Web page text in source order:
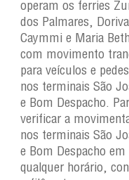
operam os ferries
dos Palmares,
Caymmi e Maria
com movimento
para veículos e
nos terminais São
e Bom Despacho.
verificar a
nos terminais São
e Bom Despacho em
qualquer horário,